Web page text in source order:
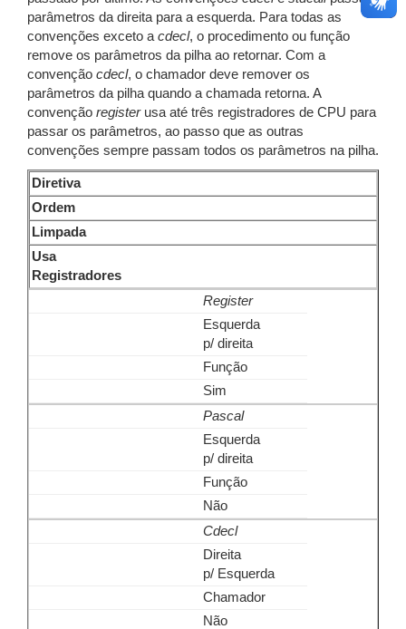
parâmetros da direita para a esquerda. Para todas as
convenções exceto a cdecl, o procedimento ou função
remove os parâmetros da pilha ao retornar. Com a
convenção cdecl, o chamador deve remover os
parâmetros da pilha quando a chamada retorna. A
convenção registerusa até três registradores de CPU para
passar os parâmetros, ao passo que as outras
convenções sempre passam todos os parâmetros na pilha.
Diretiva
Ordem
Limpada
Usa
Registradores
Register
Esquerda
p/ direita
Função
Sim
Pascal
Esquerda
p/ direita
Função
Não
Cdecl
Direita
p/ Esquerda
Chamador
Não